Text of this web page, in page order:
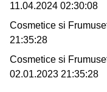
11.04.2024 02:30:08
Cosmetice si
21:35:28
Cosmetice si
02.01.2023 21:35:28